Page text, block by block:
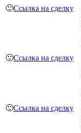
🙂Ссылка на сделку
🙂Ссылка на сделку
🙂Ссылка на сделку